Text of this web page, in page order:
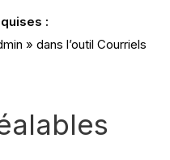
:
» dans l’outil Courriels